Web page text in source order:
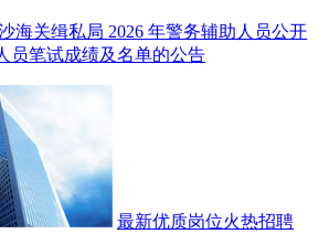
海关缉私局 2026 年警务辅助人员公开
员笔试成绩及名单的公告
最新优质岗位火热招聘